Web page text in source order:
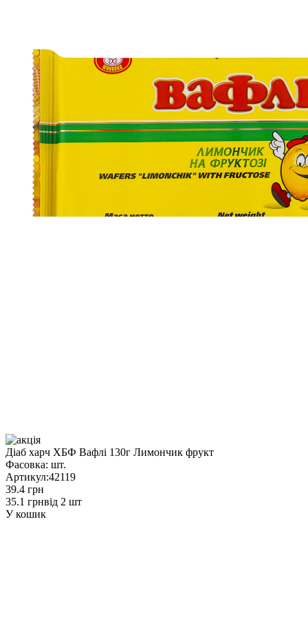
Діаб харч ХБФ Вафлі 130г Лимончик фрукт
Фасовка: шт.
Артикул:42119
39.4 грн
35.1 грнвід 2 шт
У кошик